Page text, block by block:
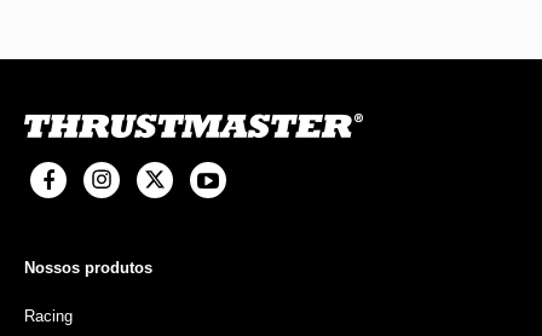
Nossos produtos
Racing